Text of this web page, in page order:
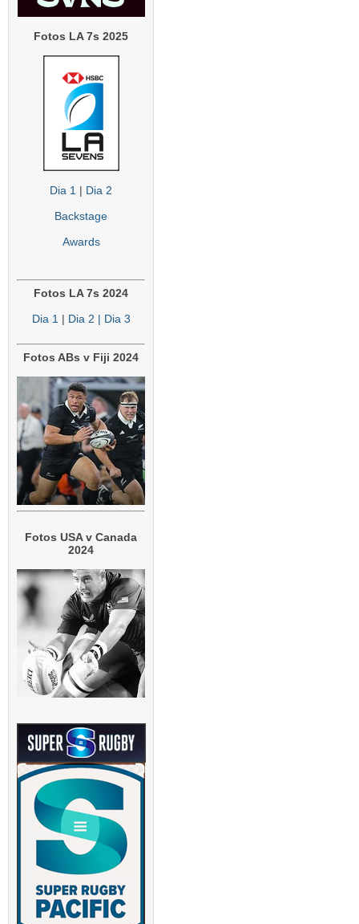
Fotos LA 7s 2025
Dia 1 | Dia 2
Backstage
Awards
Fotos LA 7s 2024
Dia 1 | Dia 2 | Dia 3
Fotos ABs v Fiji 2024
Fotos USA v Canada
2024